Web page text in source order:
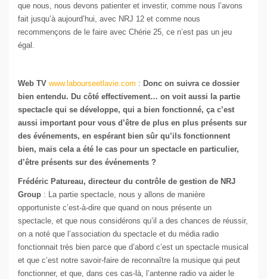
que nous, nous devons patienter et investir, comme nous l’avons
fait jusqu’à aujourd’hui, avec NRJ 12 et comme nous
recommençons de le faire avec Chérie 25, ce n’est pas un jeu
égal.
Web TV www.labourseetlavie.com : Donc on suivra ce dossier
bien entendu. Du côté effectivement… on voit aussi la partie
spectacle qui se développe, qui a bien fonctionné, ça c’est
aussi important pour vous d’être de plus en plus présents sur
des événements, en espérant bien sûr qu’ils fonctionnent
bien, mais cela a été le cas pour un spectacle en particulier,
d’être présents sur des événements ?
Frédéric Patureau, directeur du contrôle de gestion de NRJ
Group : La partie spectacle, nous y allons de manière
opportuniste c’est-à-dire que quand on nous présente un
spectacle, et que nous considérons qu’il a des chances de réussir,
on a noté que l’association du spectacle et du média radio
fonctionnait très bien parce que d’abord c’est un spectacle musical
et que c’est notre savoir-faire de reconnaître la musique qui peut
fonctionner, et que, dans ces cas-là, l’antenne radio va aider le